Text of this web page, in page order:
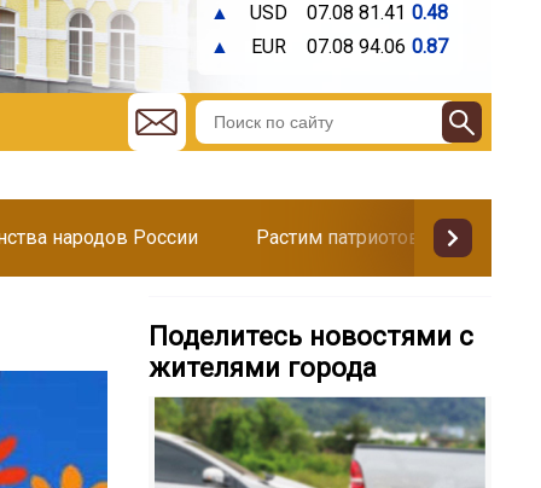
▲
USD 07.08 81.41 0.48
▲
EUR 07.08 94.06 0.87
народов России Растим патриотов
Поделитесь новостями с
жителями города